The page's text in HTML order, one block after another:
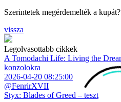
Szerintetek megérdemelték a
vissza
Legolvasottabb cikkek
A Tomodachi Life: Living the
konzolokra
2026-04-20 08:25:00
@FenrirXVII
Styx: Blades of Greed – teszt